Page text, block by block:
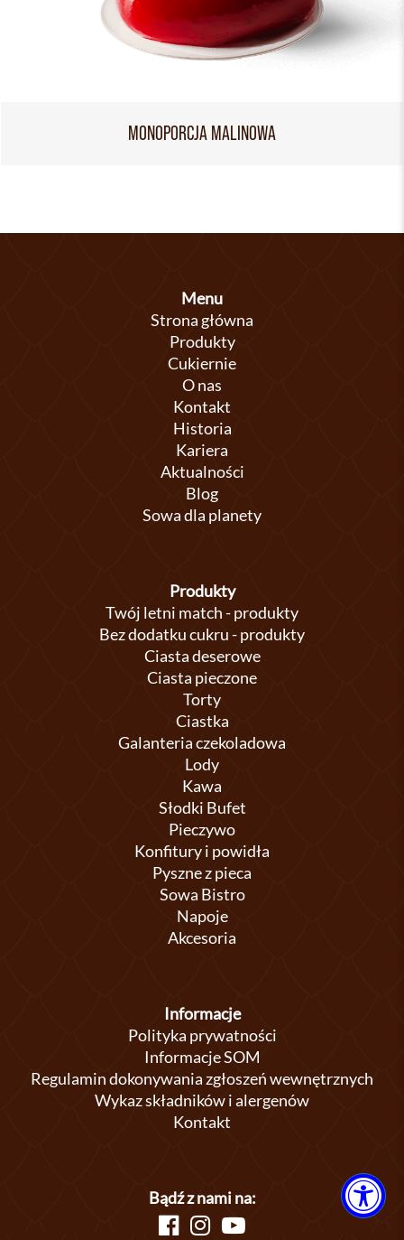
MONOPORCJA MALINOWA
Menu
Strona główna
Produkty
Cukiernie
O nas
Kontakt
Historia
Kariera
Aktualności
Blog
Sowa dla planety
Produkty
Twój letni match - produkty
Bez dodatku cukru - produkty
Ciasta deserowe
Ciasta pieczone
Torty
Ciastka
Galanteria czekoladowa
Lody
Kawa
Słodki Bufet
Pieczywo
Konfitury i powidła
Pyszne z pieca
Sowa Bistro
Napoje
Akcesoria
Informacje
Polityka prywatności
Informacje SOM
Regulamin dokonywania zgłoszeń wewnętrznych
Wykaz składników i alergenów
Kontakt
Bądź z nami na: